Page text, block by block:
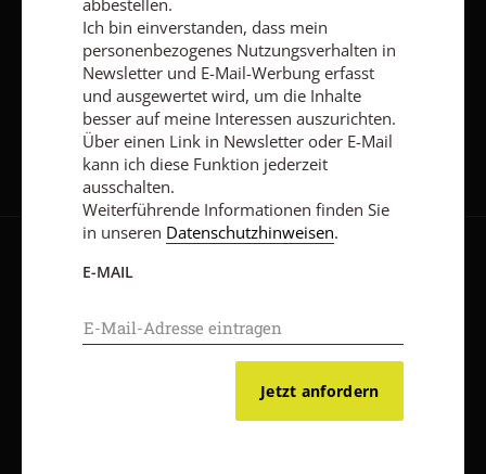
Jetzt anmelden
AGB und Widerrufsbelehrung
abbestellen.
Ich bin einverstanden, dass mein
personenbezogenes Nutzungsverhalten in
Newsletter und E-Mail-Werbung erfasst
und ausgewertet wird, um die Inhalte
besser auf meine Interessen auszurichten.
Über einen Link in Newsletter oder E-Mail
kann ich diese Funktion jederzeit
ausschalten.
Weiterführende Informationen finden Sie
in unseren Datenschutzhinweisen.
E-MAIL
Jetzt anfordern